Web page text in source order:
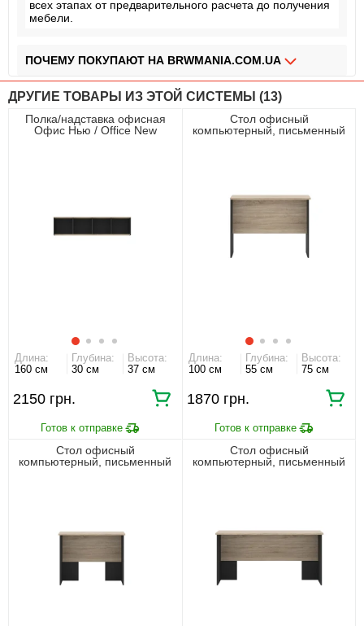
всех этапах от предварительного расчета до получения
мебели.
ПОЧЕМУ ПОКУПАЮТ НА BRWMANIA.COM.UA
ДОСТАВКА ЗА 2 ДНЯ
ПЛАТИ АВАНС, А ОСТАЛЬНОЕ ПРИ ПОЛУЧЕНИИ
ДРУГИЕ ТОВАРЫ ИЗ ЭТОЙ СИСТЕМЫ (13)
Полка/надставка офисная
Офис Нью / Office New
Длина:
160 см
Глубина:
30 см
Высота:
37 см
2150 грн.
Стол офисный
компьютерный, письменный
Длина:
100 см
Глубина:
55 см
Высота:
75 см
1870 грн.
Стол офисный
компьютерный, письменный
Стол офисный
компьютерный, письменный